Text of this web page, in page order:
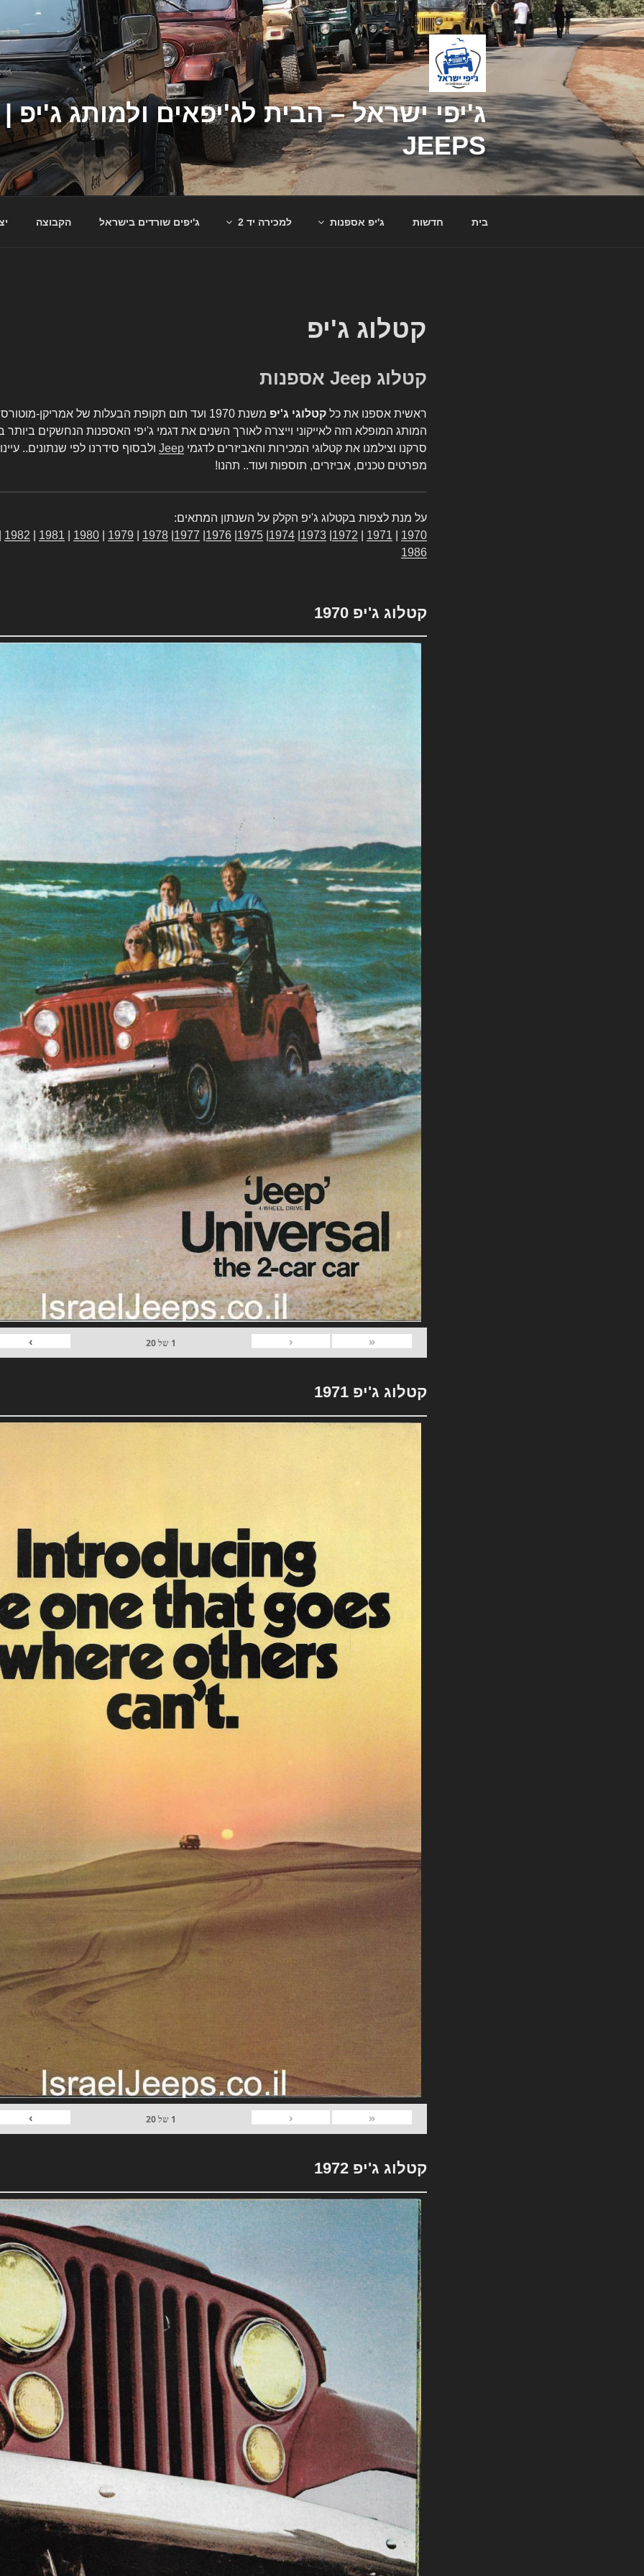
דילוג
לתוכן
JEEPS
בית חדשות ג'יפ אספנות למכירה יד 2 ג'יפים שורדים בישראל הקבוצה
קטלוג ג'יפ
קטלוג Jeep אספנות
ראשית אספנו את כל קטלוגי ג'יפ
משנת 1970 ועד תום תקופת הבעלות של אמריקן-
המותג המופלא הזה לאייקוני וייצרה לאורך השנים את דגמי ג'יפי האספנות הנחשקים
סרקנו וצילמנו את קטלוגי המכירות והאביזרים לדגמי Jeep ולבסוף סידרנו לפי שנתונים..
מפרטים טכנים, אביזרים, תוספות ועוד.. תהנו!
על מנת לצפות בקטלוג ג'יפ הקלק על השנתון המתאים:
1970
1971
1972
1973
1974
1975
1976
1977
1978
1979
1980
1981
1982
1986
קטלוג ג'יפ 1970
«
‹
1 של20
›
קטלוג ג'יפ 1971
«
‹
1 של20
›
קטלוג ג'יפ 1972